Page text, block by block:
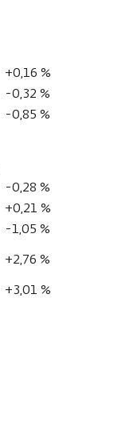
+0,16 %
-0,32 %
-0,85 %
-0,28 %
+0,21 %
-1,05 %
+2,76 %
+3,01 %